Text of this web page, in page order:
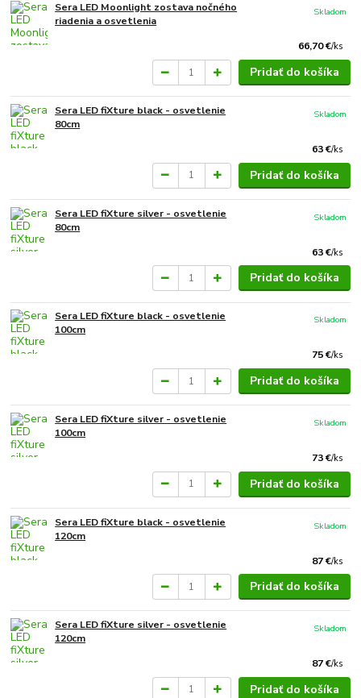
Sera LED Moonlight zostava nočného
riadenia a osvetlenia
66,70 €/ks
Skladom
Pridať do košíka
Sera LED fiXture black - osvetlenie
80cm
63 €/ks
Skladom
Pridať do košíka
Sera LED fiXture silver - osvetlenie
80cm
63 €/ks
Skladom
Pridať do košíka
Sera LED fiXture black - osvetlenie
100cm
75 €/ks
Skladom
Pridať do košíka
Sera LED fiXture silver - osvetlenie
100cm
73 €/ks
Skladom
Pridať do košíka
Sera LED fiXture black - osvetlenie
120cm
87 €/ks
Skladom
Pridať do košíka
Sera LED fiXture silver - osvetlenie
120cm
87 €/ks
Skladom
Pridať do košíka